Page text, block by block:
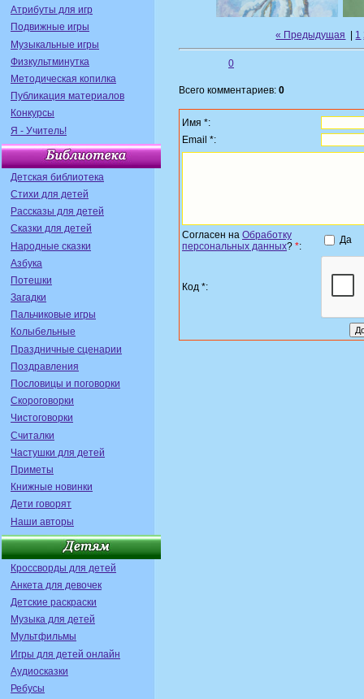
Атрибуты для игр
Подвижные игры
Музыкальные игры
Физкультминутка
Методическая копилка
Публикация материалов
Конкурсы
Я - Учитель!
Детская библиотека
Стихи для детей
Рассказы для детей
Сказки для детей
Народные сказки
Азбука
Потешки
Загадки
Пальчиковые игры
Колыбельные
Праздничные сценарии
Поздравления
Пословицы и поговорки
Скороговорки
Чистоговорки
Считалки
Частушки для детей
Приметы
Книжные новинки
Дети говорят
Наши авторы
Кроссворды для детей
Анкета для девочек
Детские раскраски
Музыка для детей
Мультфильмы
Игры для детей онлайн
Аудиосказки
Ребусы
« Предыдущая 1
0
Всего комментариев: 0
Имя *:
Email *:
Согласен на Обработку
персональных данных? *:
Да
Код *: